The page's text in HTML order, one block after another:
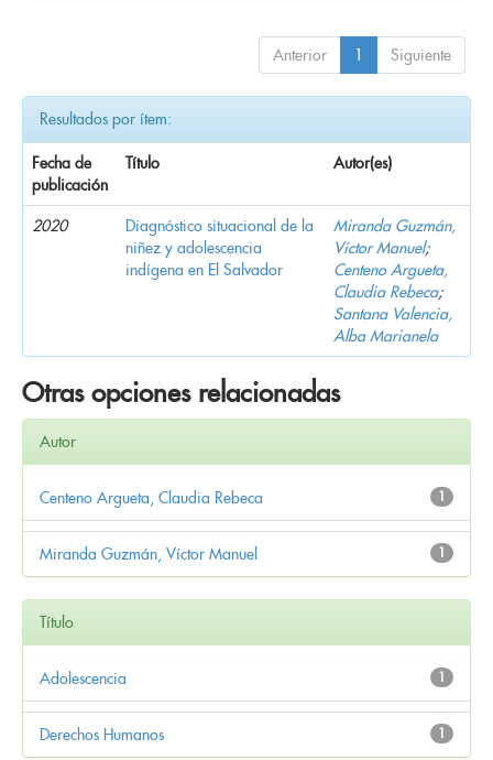
Anterior 1 Siguiente
Resultados por ítem:
Fecha de
publicación
Título Autor(es)
2020
Diagnóstico situacional de la
niñez y adolescencia
indígena en El Salvador
Miranda Guzmán,
Víctor Manuel;
Centeno Argueta,
Claudia Rebeca;
Santana Valencia,
Alba Marianela
Otras opciones relacionadas
Autor
1
Centeno Argueta, Claudia Rebeca
1
Miranda Guzmán, Víctor Manuel
Título
1
Adolescencia
1
Derechos Humanos